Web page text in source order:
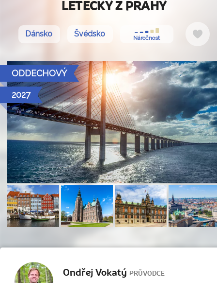
LETECKY Z PRAHY
Dánsko Švédsko Náročnost
Do
ODDECHOVÝ
2027
Ondřej Vokatý PRŮVODCE